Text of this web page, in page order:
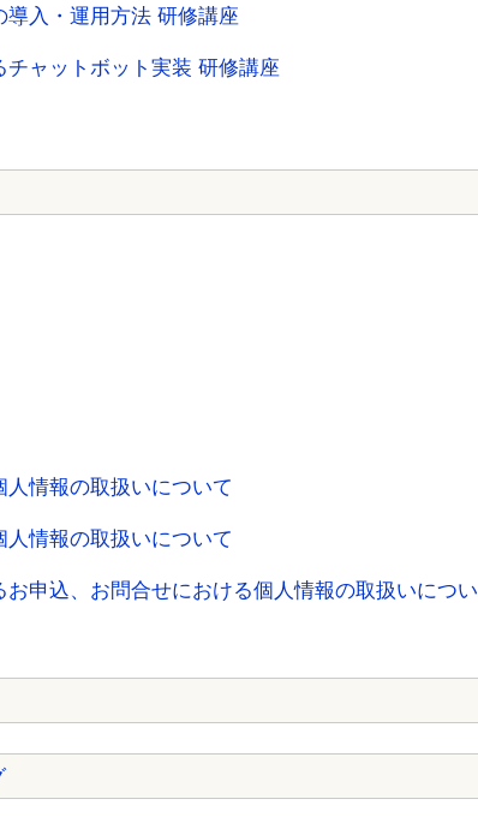
入・運用方法 研修講座
ャットボット実装 研修講座
情報の取扱いについて
人情報の取扱いについて
申込、お問合せにおける個人情報の取扱いについ